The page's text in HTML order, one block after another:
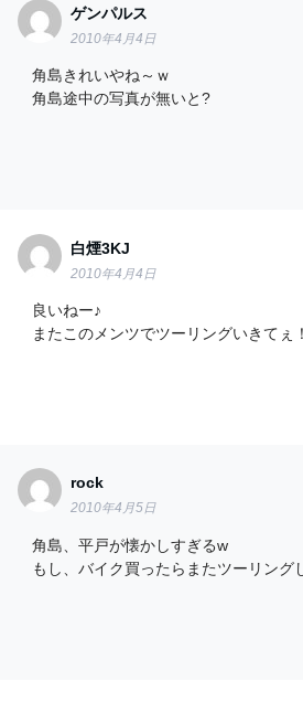
ゲンパルス
2010年4月4日
角島きれいやね～ｗ
角島途中の写真が無いと?
白煙3KJ
2010年4月4日
良いねー♪
またこのメンツでツーリングいきてぇ！
rock
2010年4月5日
角島、平戸が懐かしすぎるw
もし、バイク買ったらまたツーリング